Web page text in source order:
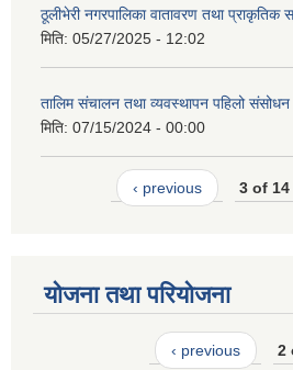
ठूलीभेरी नगरपालिका वातावरण तथा
मिति: 05/27/2025 - 12:02
तालिम संचालन तथा व्यवस्थापन पहिलो
मिति: 07/15/2024 - 00:00
‹ previous 3 of 14
योजना तथा परियोजना
‹ previous 2